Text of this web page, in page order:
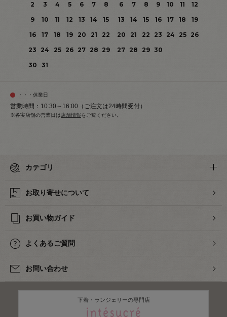
2
3 4 5 6 7
8
9
10 11 12 13 14
15
16
17 18 19 20 21
22
23
24 25 26 27 28 29
30
31
6
7 8 9 10 11
12
13
14 15 16 17 18
19
20
21 22 23 24 25
26
27 28 29 30
・・・休業日
営業時間：10:30～16:00（ご注文は24時間受付）
※各実店舗の営業日は 店舗情報をご覧ください。
カテゴリ
お取り寄せについて
お買い物ガイド
よくあるご質問
お問い合わせ
下着・ランジェリーの専門店